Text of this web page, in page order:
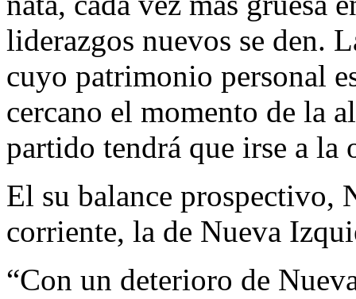
liderazgos nuevos se den.
cuyo patrimonio personal
cercano el momento de la
partido tendrá que irse a la
El su balance prospectivo,
corriente, la de Nueva
“Con un deterioro de